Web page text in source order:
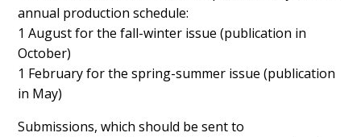
annual production schedule:
1 August for the fall-winter issue (publication in
October)
1 February for the spring-summer issue (publication
in May)
Submissions, which should be sent to